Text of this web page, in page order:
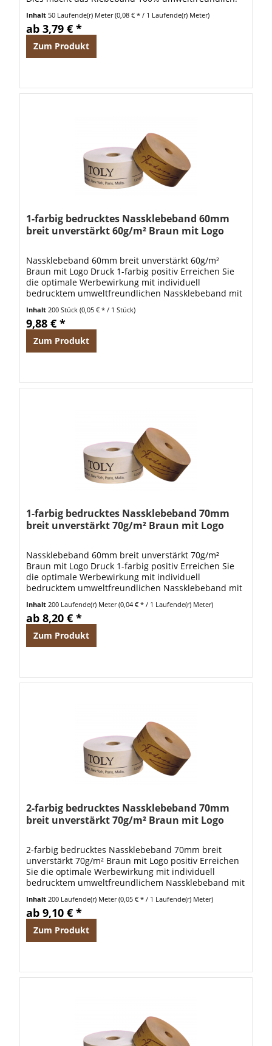
Inhalt50 Laufende(r) Meter(0,08 € * / 1 Laufende(r) Meter)
ab 3,79 € *
Zum Produkt
1-farbig bedrucktes Nassklebeband 60mm
breit unverstärkt 60g/m² Braun mit Logo
Nassklebeband 60mm breit unverstärkt 60g/m²
Braun mit Logo Druck 1-farbig positiv Erreichen Sie
die optimale Werbewirkung mit individuell
bedrucktem umweltfreundlichen Nassklebeband mit
Inhalt200 Stück(0,05 € * / 1 Stück)
9,88 € *
Zum Produkt
1-farbig bedrucktes Nassklebeband 70mm
breit unverstärkt 70g/m² Braun mit Logo
Nassklebeband 60mm breit unverstärkt 70g/m²
Braun mit Logo Druck 1-farbig positiv Erreichen Sie
die optimale Werbewirkung mit individuell
bedrucktem umweltfreundlichen Nassklebeband mit
Inhalt200 Laufende(r) Meter(0,04 € * / 1 Laufende(r) Meter)
ab 8,20 € *
Zum Produkt
2-farbig bedrucktes Nassklebeband 70mm
breit unverstärkt 70g/m² Braun mit Logo
2-farbig bedrucktes Nassklebeband 70mm breit
unverstärkt 70g/m² Braun mit Logo positiv Erreichen
Sie die optimale Werbewirkung mit individuell
bedrucktem umweltfreundlichem Nassklebeband mit
Inhalt 200 Laufende(r) Meter(0,05 € * / 1 Laufende(r) Meter)
ab 9,10 € *
Zum Produkt